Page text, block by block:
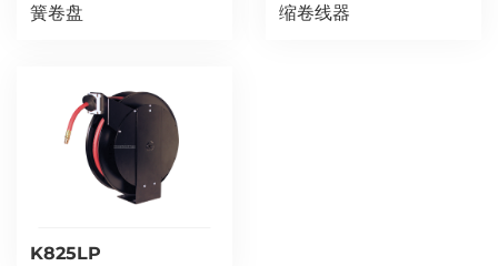
簧卷盘
缩卷线器
K825LP